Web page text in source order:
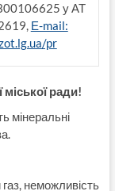
у АТ
Е-mail:
pr
ради!
мінеральні
неможливість